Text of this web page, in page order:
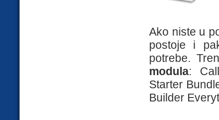
Ako niste u
postoje i
potrebe.
modula:
Starter
Builder